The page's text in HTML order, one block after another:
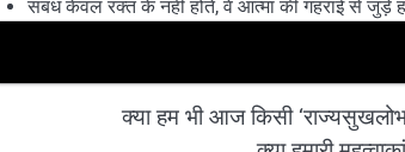
संबंध केवल रक्त के नहीं होते, वे आत्मा की गहराई से जुड़े
क्या हम भी आज किसी